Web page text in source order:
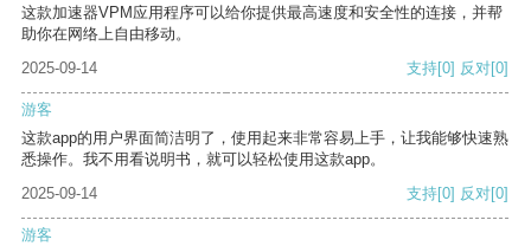
这款加速器VPM应用程序可以给你提供最高速度和安全性的连接，并帮
助你在网络上自由移动。
2025-09-14
支持[0] 反对[0]
游客
这款app的用户界面简洁明了，使用起来非常容易上手，让我能够快速熟
悉操作。我不用看说明书，就可以轻松使用这款app。
2025-09-14
支持[0] 反对[0]
游客